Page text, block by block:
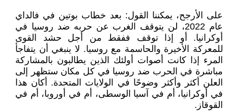
على الأرجح، يمكننا القول: بعد خطاب بوتين في فالداي
عام 2022، لن يتوقف الغرب عن حربه ضد روسيا في
أوكرانيا. أو إذا توقف ففقط من أجل حشد القوى
للمعركة الأخيرة والحاسمة مع روسيا. لا ينبغي أن يتفاجأ
المرء إذا كانت أصوات أولئك الذين يطالبون بالمشاركة
مباشرة في الحرب ضد روسيا في كل مكان ستظهر إلى
العلن أكثر وأكثر وضوحًا في الولايات المتحدة. أكان هذا
في أوكرانيا، أم في آسيا الوسطى، أم في أوروبا، أم في
القوقاز.